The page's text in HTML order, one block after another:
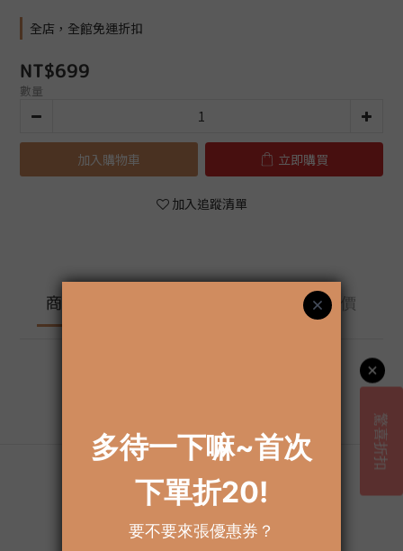
全店，全館免運折扣
NT$699
數量
加入購物車 立即購買
加入追蹤清單
商品描述 顧客評價
關於我們